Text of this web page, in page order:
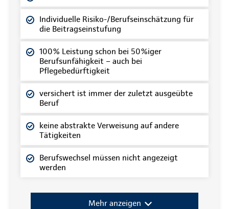
Individuelle Risiko-/Berufseinschätzung für
die Beitragseinstufung
100% Leistung schon bei 50%iger
Berufsunfähigkeit – auch bei
Pflegebedürftigkeit
versichert ist immer der zuletzt ausgeübte
Beruf
keine abstrakte Verweisung auf andere
Tätigkeiten
Berufswechsel müssen nicht angezeigt
werden
Mehr anzeigen